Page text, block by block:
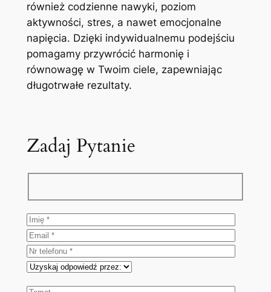
również codzienne nawyki, poziom
aktywności, stres, a nawet emocjonalne
napięcia. Dzięki indywidualnemu podejściu
pomagamy przywrócić harmonię i
równowagę w Twoim ciele, zapewniając
długotrwałe rezultaty.
Zadaj Pytanie